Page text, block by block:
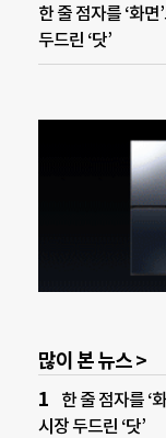
한 줄 점자를 ‘화
두드린 ‘닷’
많이 본 뉴스 >
한 줄 점자를 ‘
시장 두드린 ‘닷’